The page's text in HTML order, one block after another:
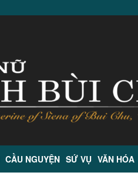
CẦU NGUYỆN SỨ VỤ VĂN HÓA